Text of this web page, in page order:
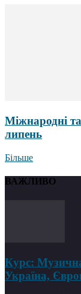
Міжнародні
липень
Більше
ВАЖЛИВО
Курс: Музична
Україна,